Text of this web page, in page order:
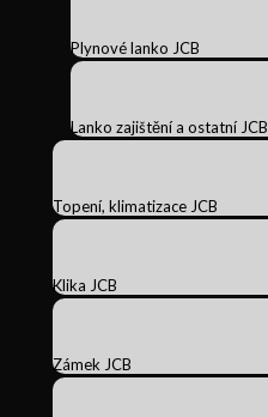
Plynové lanko JCB
Lanko zajištění a ostatní JCB
Topení, klimatizace JCB
Klika JCB
Zámek JCB